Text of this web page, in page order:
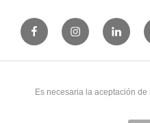
FacebookInstagramLinkedin
Buscar...
|
Es necesaria la aceptación de